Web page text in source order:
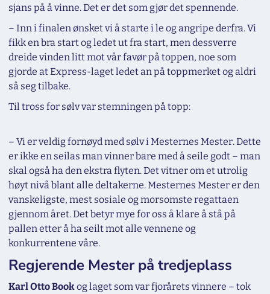
sjans på å vinne. Det er det som gjør det spennende.
– Inn i finalen ønsket vi å starte i le og angripe derfra. Vi
fikk en bra start og ledet ut fra start, men dessverre
dreide vinden litt mot vår favør på toppen, noe som
gjorde at Express-laget ledet an på toppmerket og aldri
så seg tilbake.
Til tross for sølv var stemningen på topp:
– Vi er veldig fornøyd med sølv i Mesternes Mester. Dette
er ikke en seilas man vinner bare med å seile godt – man
skal også ha den ekstra flyten. Det vitner om et utrolig
høyt nivå blant alle deltakerne. Mesternes Mester er den
vanskeligste, mest sosiale og morsomste regattaen
gjennom året. Det betyr mye for oss å klare å stå på
pallen etter å ha seilt mot alle vennene og
konkurrentene våre.
Regjerende Mester på tredjeplass
Karl Otto Bookog laget som var fjorårets vinnere – tok